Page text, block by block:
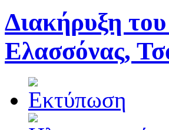
Διακήρυξη
Ελασσόνας,